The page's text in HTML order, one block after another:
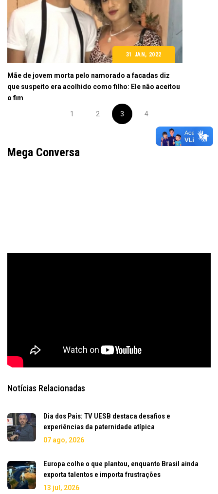
31 JAN, 2022
Mãe de jovem morta pelo namorado a facadas diz
que suspeito era acolhido como filho: Ele não aceitou
o fim
1 2 3 4
Mega Conversa
Notícias Relacionadas
Dia dos Pais: TV UESB destaca desafios e
experiências da paternidade atípica
07 ago, 2026
Europa colhe o que plantou, enquanto Brasil ainda
exporta talentos e importa frustrações
13 jul, 2026